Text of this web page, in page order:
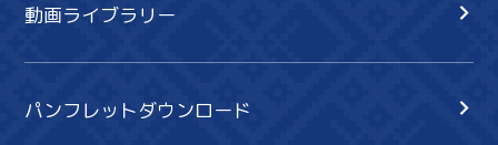
動画ライブラリー
パンフレットダウンロード